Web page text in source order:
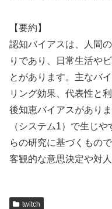
【要約】
認知バイアスは、人間
りであり、日常生活や
とがあります。主なバ
リング効果、代表性と
後知恵バイアスがあり
（システム1）で生じ
らの研究に基づくもの
客観的な意思決定や対
twitch